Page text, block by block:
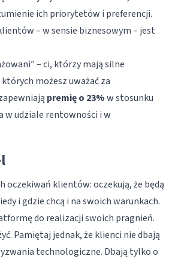
ich priorytetów i preferencji.
– w sensie biznesowym – jest
– ci, którzy mają silne
możesz uważać za
premię o 23%w stosunku
udziale rentowności i w
oczekiwań klientów: oczekują, że będą
i gdzie chcą i na swoich warunkach.
do realizacji swoich pragnień.
Pamiętaj jednak, że klienci nie dbają
technologiczne. Dbają tylko o